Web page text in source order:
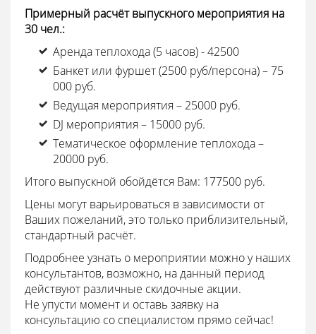
Примерный расчёт выпускного мероприятия на
30 чел.:
Аренда теплохода (5 часов) - 42500
Банкет или фуршет (2500 руб/персона) – 75
000 руб.
Ведущая мероприятия – 25000 руб.
DJ мероприятия – 15000 руб.
Тематическое оформление теплохода –
20000 руб.
Итого выпускной обойдётся Вам: 177500 руб.
Цены могут варьироваться в зависимости от
Ваших пожеланий, это только приблизительный,
стандартный расчёт.
Подробнее узнать о мероприятии можно у наших
консультантов, возможно, на данный период
действуют различные скидочные акции.
Не упусти момент и оставь заявку на
консультацию со специалистом прямо сейчас!